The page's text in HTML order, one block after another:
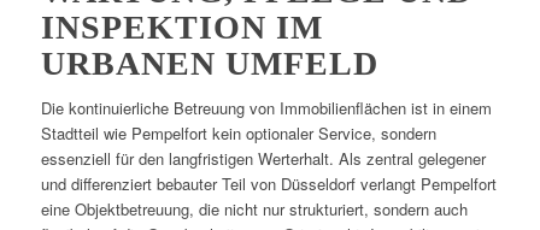
INSPEKTION IM
URBANEN UMFELD
Die kontinuierliche Betreuung von Immobilienflächen ist in einem
Stadtteil wie Pempelfort kein optionaler Service, sondern
essenziell für den langfristigen Werterhalt. Als zentral gelegener
und differenziert bebauter Teil von Düsseldorf verlangt Pempelfort
eine Objektbetreuung, die nicht nur strukturiert, sondern auch